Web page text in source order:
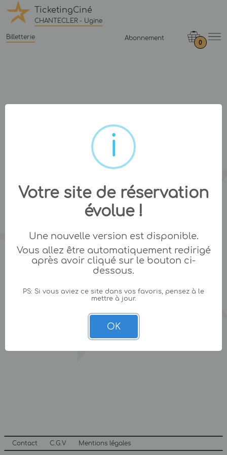
TicketingCiné
CHANTECLER - Ugine
Billetterie Abonnement
0
Contact C.G.V Mentions légales
Votre site de réservation
évolue !
Une nouvelle version est disponible.
Vous allez être automatiquement redirigé
après avoir cliqué sur le bouton ci-
dessous.
PS: Si vous aviez ce site dans vos favoris, pensez à le
mettre à jour.
OK